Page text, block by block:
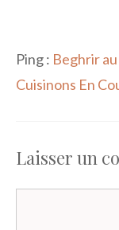
Ping : Beghrir
Cuisinons En
Laisser un